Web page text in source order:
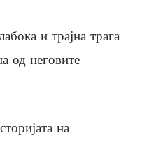
и трајна трага
од неговите
на